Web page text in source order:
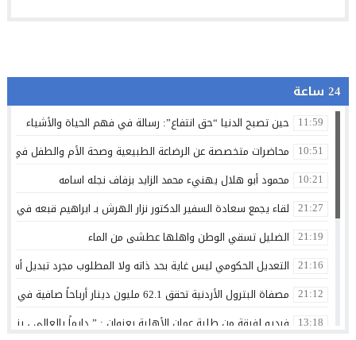
24 ساعة
11:59 حين تصبح الدنيا “حق انتفاع”: رسالة في فهم الحياة والأشياء
10:51 محاضرات متخصصة عن الرضاعة الطبيعية وصحة الأم والطفل في
10:21 محمود أبو هلال يهنيء محمد الزايد بزفاف نجله اسامه
21:27 لقاء يجمع سعادة السفير الدكتور نزار الهرش بـ ابراهيم قبعه في
21:19 الضليل تسقي الوطن واهلها عطشى من الماء
21:16 التعديل الحكومي ليس غاية بحد ذاته ولا المطلوب مجرد تبديل
21:12 مصفاة البترول الأردنية تحقق 62.1 مليون دينار أرباحاً صافية في النصف الأول من 2026
13:18 فيديو لفرقة من طلبة عمان الأهلية بعنوان : ” دايماً بالعالي ،